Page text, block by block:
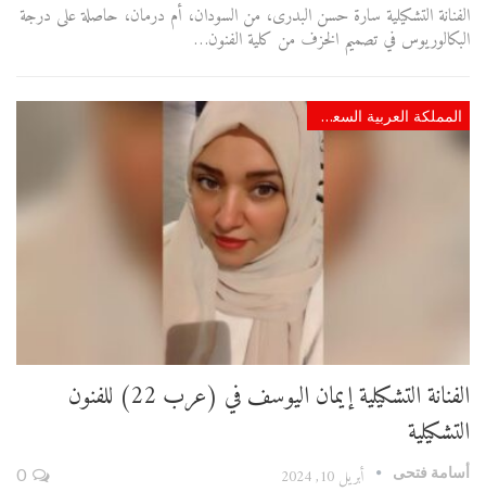
الفنانة التشكيلية سارة حسن البدرى، من السودان، أم درمان، حاصلة على درجة
البكالوريوس في تصميم الخزف من كلية الفنون…
المملكة العربية السعودية
الفنانة التشكيلية إيمان اليوسف في (عرب 22) للفنون
التشكيلية
أسامة فتحى أبريل 10, 2024